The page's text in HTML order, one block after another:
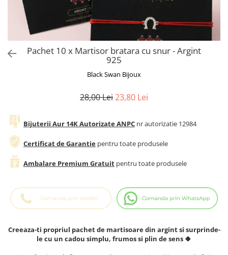
Cadouri pentru Absolvire
Cadou Educatoare / Invatatoare /
Profesoare
Cadouri Cupluri
Cercei din aur
Bijuterii Profesii
Bijuterii Pasiuni & Hobby
Bijuterii Tematice Sport
Bijuterii cu mesaj Motivational
Bijuterii personalizate cu poza
Pachet 10 x Martisor bratara cu snur - Argint
925
Black Swan Bijoux
28,00 Lei23,80 Lei
Bijuterii Aur 14K Autorizate ANPC nr autorizatie 12984
Certificat de Garantie pentru toate produsele
Ambalare Premium Gratuit pentru toate produsele
Creeaza-ti propriul pachet de martisoare din argint si surprinde-
le cu un cadou simplu, frumos si plin de sens 🍀